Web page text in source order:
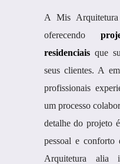
A Mis Arquitetura
oferecendo
residenciais que
seus clientes. A
profissionais
um processo
detalhe do projeto
pessoal e conforto
Arquitetura alia